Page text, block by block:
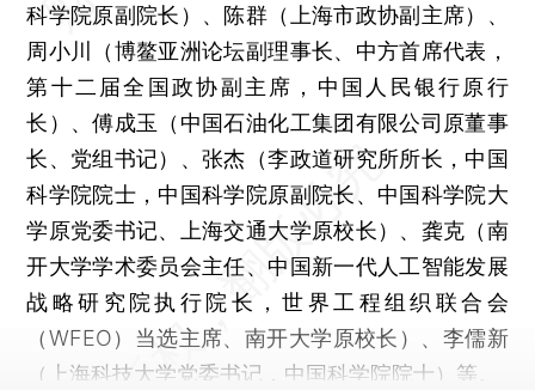
科学院原副院长）、陈群（上海市政协副主席）、
周小川（博鳌亚洲论坛副理事长、中方首席代表，
第十二届全国政协副主席，中国人民银行原行
长）、傅成玉（中国石油化工集团有限公司原董事
长、党组书记）、张杰（李政道研究所所长，中国
科学院院士，中国科学院原副院长、中国科学院大
学原党委书记、上海交通大学原校长）、龚克（南
开大学学术委员会主任、中国新一代人工智能发展
战略研究院执行院长，世界工程组织联合会
（WFEO）当选主席、南开大学原校长）、李儒新
（上海科技大学党委书记，中国科学院院士）等。